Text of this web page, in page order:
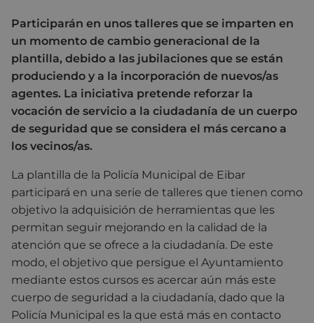
Participarán en unos talleres que se imparten en
un momento de cambio generacional de la
plantilla, debido a las jubilaciones que se están
produciendo y a la incorporación de nuevos/as
agentes. La iniciativa pretende reforzar la
vocación de servicio a la ciudadanía de un cuerpo
de seguridad que se considera el más cercano a
los vecinos/as.
La plantilla de la Policía Municipal de Eibar
participará en una serie de talleres que tienen como
objetivo la adquisición de herramientas que les
permitan seguir mejorando en la calidad de la
atención que se ofrece a la ciudadanía. De este
modo, el objetivo que persigue el Ayuntamiento
mediante estos cursos es acercar aún más este
cuerpo de seguridad a la ciudadanía, dado que la
Policía Municipal es la que está más en contacto